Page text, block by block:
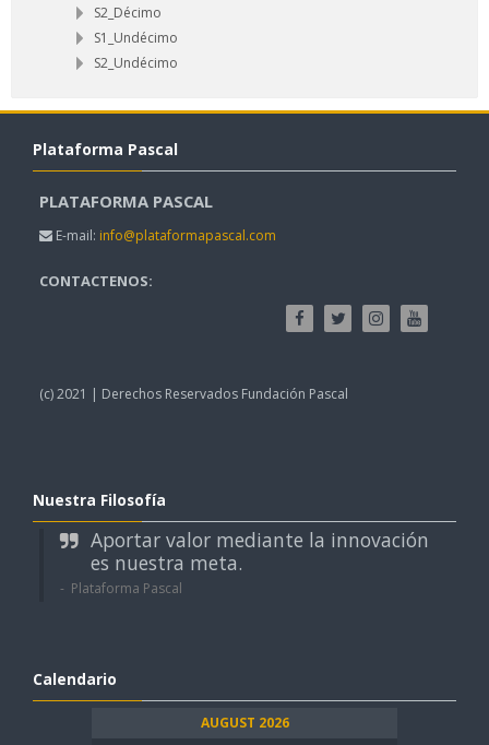
S2_Décimo
S1_Undécimo
S2_Undécimo
Plataforma Pascal
PLATAFORMA PASCAL
E-mail: info@plataformapascal.com
CONTACTENOS:
(c) 2021 | Derechos Reservados Fundación Pascal
Nuestra Filosofía
Aportar valor mediante la innovación
es nuestra meta.
Plataforma Pascal
Calendario
AUGUST 2026